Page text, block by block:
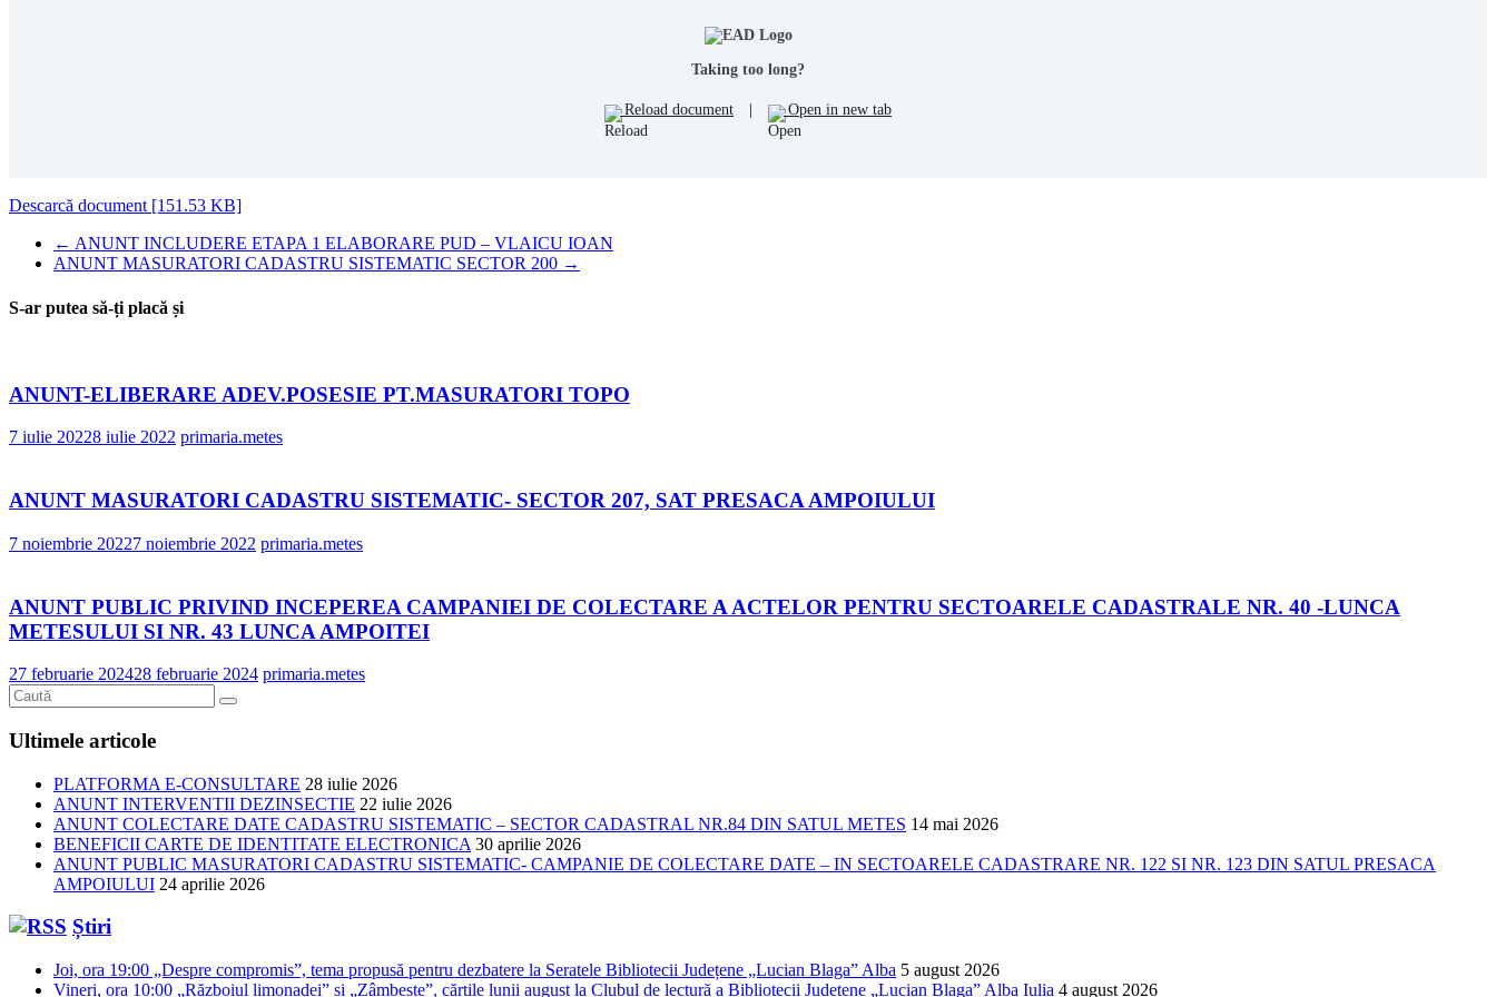
Taking too long?
Reload document Open in new tab
Descarcă document [151.53 KB]
← ANUNT INCLUDERE ETAPA 1 ELABORARE PUD – VLAICU IOAN
ANUNT MASURATORI CADASTRU SISTEMATIC SECTOR 200 →
S-ar putea să-ți placă și
ANUNT-ELIBERARE ADEV.POSESIE PT.MASURATORI TOPO
7 iulie 20228 iulie 2022 primaria.metes
ANUNT MASURATORI CADASTRU SISTEMATIC- SECTOR 207, SAT PRESACA AMPOIULUI
7 noiembrie 20227 noiembrie 2022 primaria.metes
ANUNT PUBLIC PRIVIND INCEPEREA CAMPANIEI DE COLECTARE A ACTELOR PENTRU SECTOARELE CADASTRALE NR. 40 -LUNCA
METESULUI SI NR. 43 LUNCA AMPOITEI
27 februarie 202428 februarie 2024 primaria.metes
Ultimele articole
PLATFORMA E-CONSULTARE 28 iulie 2026
ANUNT INTERVENTII DEZINSECTIE 22 iulie 2026
ANUNT COLECTARE DATE CADASTRU SISTEMATIC – SECTOR CADASTRAL NR.84 DIN SATUL METES 14 mai 2026
BENEFICII CARTE DE IDENTITATE ELECTRONICA 30 aprilie 2026
ANUNT PUBLIC MASURATORI CADASTRU SISTEMATIC- CAMPANIE DE COLECTARE DATE – IN SECTOARELE CADASTRARE NR. 122 SI NR. 123 DIN SATUL PRESACA
AMPOIULUI 24 aprilie 2026
Știri
Joi, ora 19:00 „Despre compromis”, tema propusă pentru dezbatere la Seratele Bibliotecii Județene „Lucian Blaga” Alba 5 august 2026
Vineri, ora 10:00 „Războiul limonadei” și „Zâmbește”, cărțile lunii august la Clubul de lectură a Bibliotecii Județene „Lucian Blaga” Alba Iulia 4 august 2026